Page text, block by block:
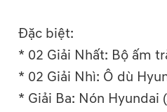
Đặc biệt:
* 02 Giải Nhất: Bộ ấm
* 02 Giải Nhì: Ô dù
* Giải Ba: Nón Hyundai